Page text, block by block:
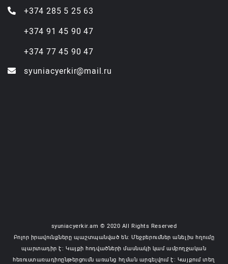
+374 285 5 25 63
+374 91 45 90 47
+374 77 45 90 47
syuniacyerkir@mail.ru
syuniacyerkir.am © 2020 All Rights Reserved
Բոլոր իրավունքները պաշտպանված են: Մեջբերումներ անելիս հղումը
պարտադիր է: Կայքի հոդվածների մասնակի կամ ամբողջական
հեռուստառադիոընթերցումն առանց հղման արգելվում է: Կայքում տեղ